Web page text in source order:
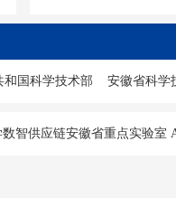
和国科学技术部 安徽省科学
智供应链安徽省重点实验室